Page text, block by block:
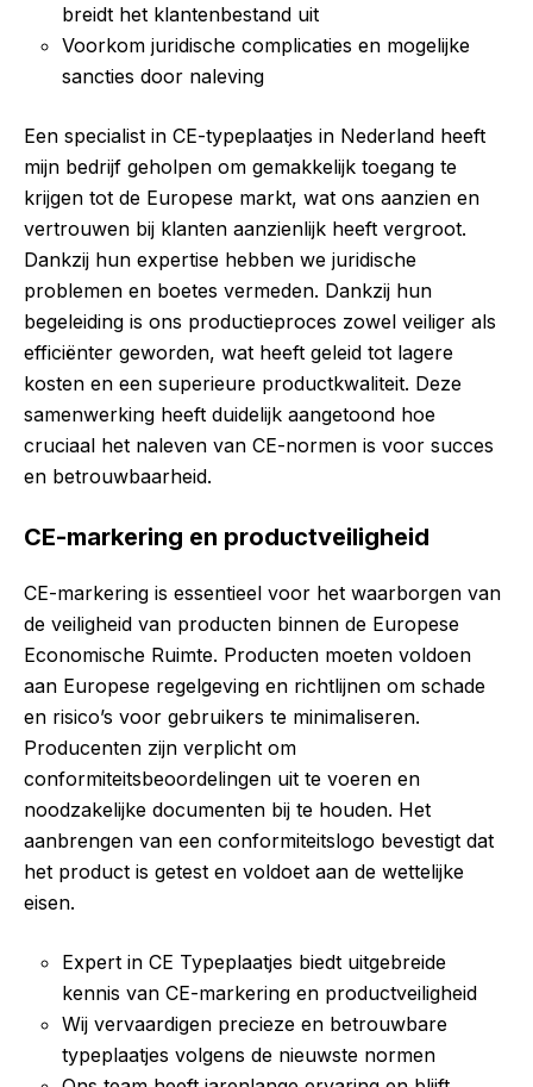
breidt het klantenbestand uit
Voorkom juridische complicaties en mogelijke
sancties door naleving
Een specialist in CE-typeplaatjes in Nederland heeft
mijn bedrijf geholpen om gemakkelijk toegang te
krijgen tot de Europese markt, wat ons aanzien en
vertrouwen bij klanten aanzienlijk heeft vergroot.
Dankzij hun expertise hebben we juridische
problemen en boetes vermeden. Dankzij hun
begeleiding is ons productieproces zowel veiliger als
efficiënter geworden, wat heeft geleid tot lagere
kosten en een superieure productkwaliteit. Deze
samenwerking heeft duidelijk aangetoond hoe
cruciaal het naleven van CE-normen is voor succes
en betrouwbaarheid.
CE-markering en productveiligheid
CE-markering is essentieel voor het waarborgen van
de veiligheid van producten binnen de Europese
Economische Ruimte. Producten moeten voldoen
aan Europese regelgeving en richtlijnen om schade
en risico’s voor gebruikers te minimaliseren.
Producenten zijn verplicht om
conformiteitsbeoordelingen uit te voeren en
noodzakelijke documenten bij te houden. Het
aanbrengen van een conformiteitslogo bevestigt dat
het product is getest en voldoet aan de wettelijke
eisen.
Expert in CE Typeplaatjes biedt uitgebreide
kennis van CE-markering en productveiligheid
Wij vervaardigen precieze en betrouwbare
typeplaatjes volgens de nieuwste normen